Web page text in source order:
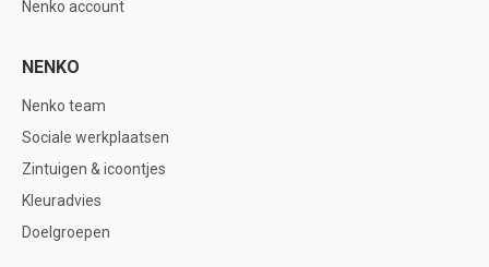
Nenko account
NENKO
Nenko team
Sociale werkplaatsen
Zintuigen & icoontjes
Kleuradvies
Doelgroepen